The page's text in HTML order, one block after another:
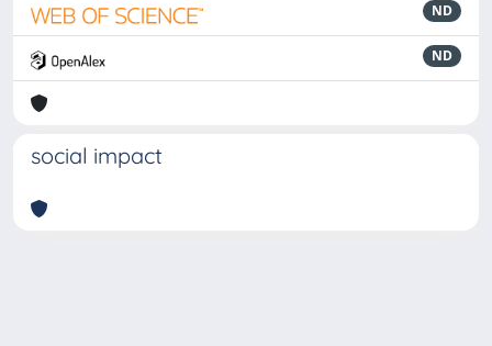
ND
ND
social impact